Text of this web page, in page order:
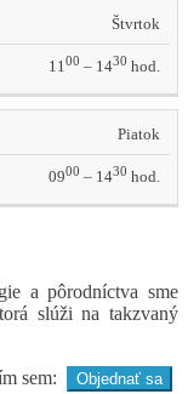
Štvrtok
1100 – 1430 hod.
Piatok
0900 – 1430 hod.
a pôrodníctva sme
slúži na takzvaný
sem: Objednať sa